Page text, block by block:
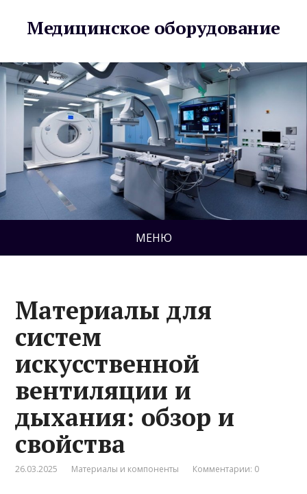
Медицинское оборудование
МЕНЮ
Материалы для
систем
искусственной
вентиляции и
дыхания: обзор и
свойства
26.03.2025 Материалы и компоненты Комментарии: 0